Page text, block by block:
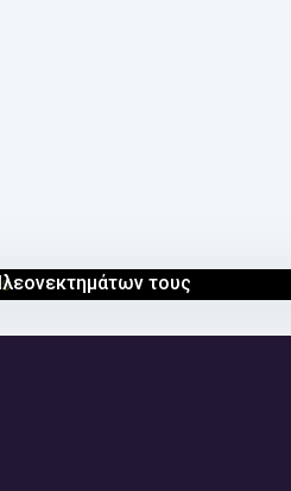
τους